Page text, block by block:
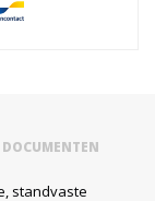
DOCUMENTEN
standvaste